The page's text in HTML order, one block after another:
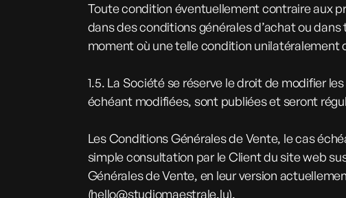
Toute condition éventuellement contraire aux
dans des conditions générales d’achat ou
moment où une telle condition unilatéralement
1.5. La Société se réserve le droit de modifier
échéant modifiées, sont publiées et seront
Les Conditions Générales de Vente, le cas
simple consultation par le Client du site web
Générales de Vente, en leur version
(hello@studiomaestrale.lu).